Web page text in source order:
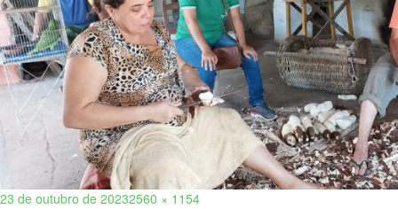
23 de outubro de 20232560 × 1154